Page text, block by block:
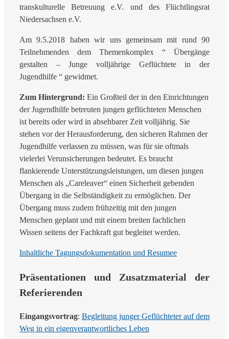
transkulturelle Betreuung e.V. und des Flüchtlingsrat
Niedersachsen e.V.
Am 9.5.2018 haben wir uns gemeinsam mit rund 90
Teilnehmenden dem Themenkomplex “ Übergänge
gestalten – Junge volljährige Geflüchtete in der
Jugendhilfe “ gewidmet.
Zum Hintergrund: Ein Großteil der in den Einrichtungen
der Jugendhilfe betreuten jungen geflüchteten Menschen
ist bereits oder wird in absehbarer Zeit volljährig. Sie
stehen vor der Herausforderung, den sicheren Rahmen der
Jugendhilfe verlassen zu müssen, was für sie oftmals
vielerlei Verunsicherungen bedeutet. Es braucht
flankierende Unterstützungsleistungen, um diesen jungen
Menschen als „Careleaver“ einen Sicherheit gebenden
Übergang in die Selbständigkeit zu ermöglichen. Der
Übergang muss zudem frühzeitig mit den jungen
Menschen geplant und mit einem breiten fachlichen
Wissen seitens der Fachkraft gut begleitet werden.
Inhaltliche Tagungsdokumentation und Resumee
Präsentationen und Zusatzmaterial der
Referierenden
Eingangsvortrag: Begleitung junger Geflüchteter auf dem
Weg in ein eigenverantwortliches Leben